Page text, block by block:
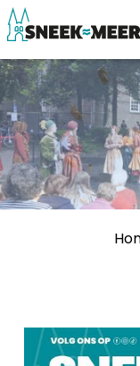
Over Sneek
Uitgelicht
Praktische
Toeristische
Eten, drinken &
Watersport